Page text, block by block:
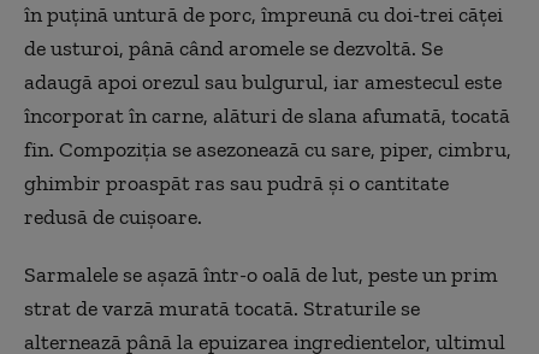
în puțină untură de porc, împreună cu doi-trei căței
de usturoi, până când aromele se dezvoltă. Se
adaugă apoi orezul sau bulgurul, iar amestecul este
încorporat în carne, alături de slana afumată, tocată
fin. Compoziția se asezonează cu sare, piper, cimbru,
ghimbir proaspăt ras sau pudră și o cantitate
redusă de cuișoare.
Sarmalele se așază într-o oală de lut, peste un prim
strat de varză murată tocată. Straturile se
alternează până la epuizarea ingredientelor, ultimul